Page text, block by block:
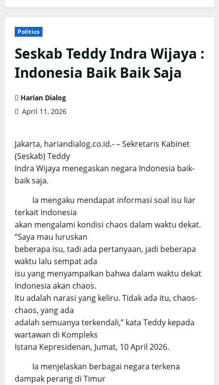
Politics
Seskab Teddy Indra Wijaya :
Indonesia Baik Baik Saja
Harian Dialog
April 11, 2026
Jakarta, hariandialog.co.id.- – Sekretaris Kabinet
(Seskab) Teddy
Indra Wijaya menegaskan negara Indonesia baik-
baik saja.
Ia mengaku mendapat informasi soal isu liar
terkait Indonesia
akan mengalami kondisi chaos dalam waktu dekat.
“Saya mau luruskan
beberapa isu, tadi ada pertanyaan, jadi beberapa
waktu lalu sempat ada
isu yang menyampaikan bahwa dalam waktu dekat
Indonesia akan chaos.
Itu adalah narasi yang keliru. Tidak ada itu, chaos-
chaos, yang ada
adalah semuanya terkendali,” kata Teddy kepada
wartawan di Kompleks
Istana Kepresidenan, Jumat, 10 April 2026.
Ia menjelaskan berbagai negara terkena
dampak perang di Timur